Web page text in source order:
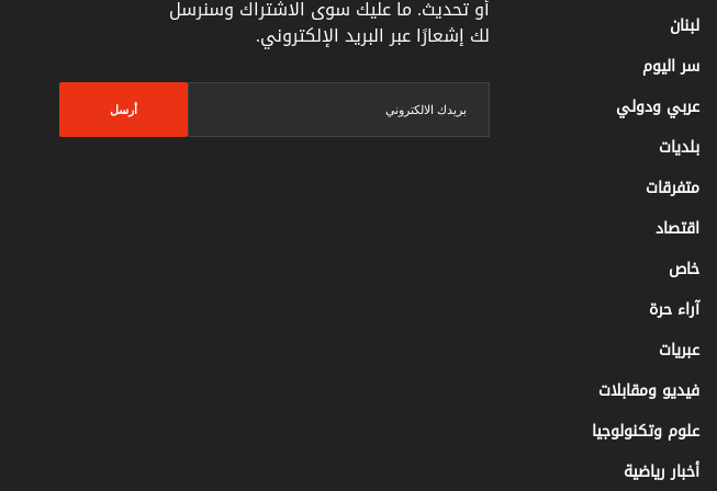
أو تحديث. ما عليك سوى الاشتراك وسنرسل
لك إشعارًا عبر البريد الإلكتروني.
أرسل
لبنان
سر اليوم
عربي ودولي
بلديات
متفرقات
اقتصاد
خاص
آراء حرة
عبريات
فيديو ومقابلات
علوم وتكنولوجيا
أخبار رياضية